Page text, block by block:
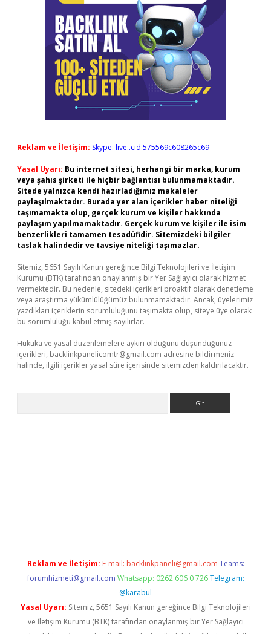
Reklam ve İletişim: Skype: live:.cid.575569c608265c69
Yasal Uyarı: Bu internet sitesi, herhangi bir marka, kurum
veya şahıs şirketi ile hiçbir bağlantısı bulunmamaktadır.
Sitede yalnızca kendi hazırladığımız makaleler
paylaşılmaktadır. Burada yer alan içerikler haber niteliği
taşımamakta olup, gerçek kurum ve kişiler hakkında
paylaşım yapılmamaktadır. Gerçek kurum ve kişiler ile isim
benzerlikleri tamamen tesadüfidir. Sitemizdeki bilgiler
taslak halindedir ve tavsiye niteliği taşımazlar.
Sitemiz, 5651 Sayılı Kanun gereğince Bilgi Teknolojileri ve İletişim
Kurumu (BTK) tarafından onaylanmış bir Yer Sağlayıcı olarak hizmet
vermektedir. Bu nedenle, sitedeki içerikleri proaktif olarak denetleme
veya araştırma yükümlülüğümüz bulunmamaktadır. Ancak, üyelerimiz
yazdıkları içeriklerin sorumluluğunu taşımakta olup, siteye üye olarak
bu sorumluluğu kabul etmiş sayılırlar.
Hukuka ve yasal düzenlemelere aykırı olduğunu düşündüğünüz
içerikleri, backlinkpanelicomtr@gmail.com adresine bildirmeniz
halinde, ilgili içerikler yasal süre içerisinde sitemizden kaldırılacaktır.
Reklam ve İletişim: E-mail: backlinkpaneli@gmail.com Teams:
forumhizmeti@gmail.com Whatsapp: 0262 606 0 726 Telegram:
@karabul
Yasal Uyarı: Sitemiz, 5651 Sayılı Kanun gereğince Bilgi Teknolojileri
ve İletişim Kurumu (BTK) tarafından onaylanmış bir Yer Sağlayıcı